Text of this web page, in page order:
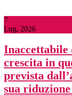
7
Lug, 2026
Inaccettabile
crescita in
prevista
sua